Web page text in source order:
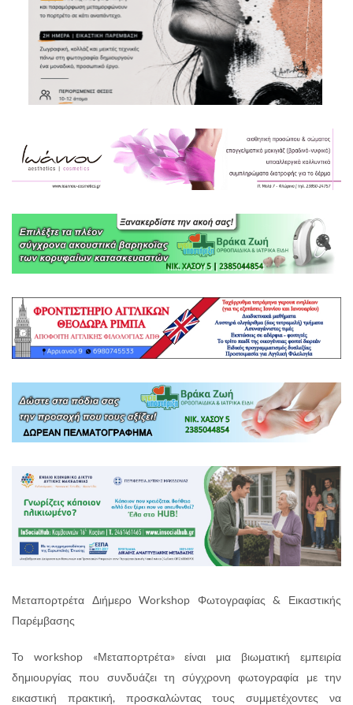
Μεταπορτρέτα Διήμερο Workshop Φωτογραφίας & Εικαστικής
Παρέμβασης
Το workshop «Μεταπορτρέτα» είναι μια βιωματική εμπειρία
δημιουργίας που συνδυάζει τη σύγχρονη φωτογραφία με την
εικαστική πρακτική, προσκαλώντας τους συμμετέχοντες να